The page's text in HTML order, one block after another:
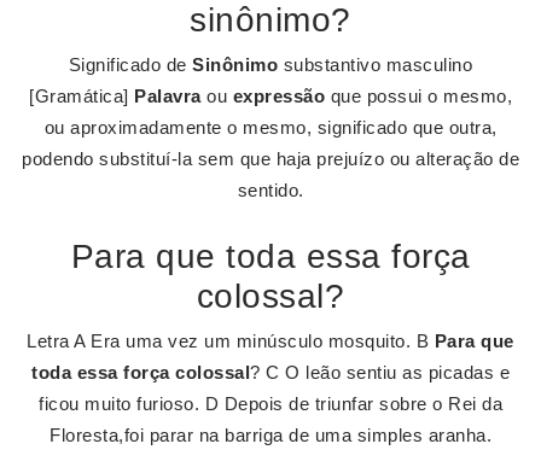
sinônimo?
Significado deSinônimo substantivo masculino
[Gramática] Palavraou expressão que possui o mesmo,
ou aproximadamente o mesmo, significado que outra,
podendo substituí-la sem que haja prejuízo ou alteração de
sentido.
Para que toda essa força
colossal?
Letra A Era uma vez um minúsculo mosquito. B Para que
toda essa força colossal? C O leão sentiu as picadas e
ficou muito furioso. D Depois de triunfar sobre o Rei da
Floresta,foi parar na barriga de uma simples aranha.